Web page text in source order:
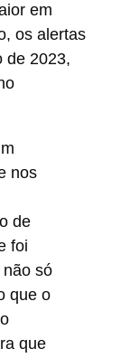
em
os alertas
de 2023,
nos
de
foi
só
que o
que